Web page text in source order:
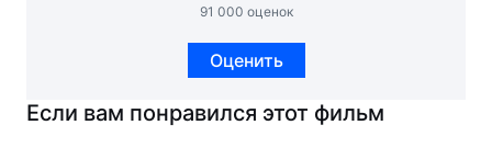
91 000 оценок
Оценить
Если вам понравился этот фильм